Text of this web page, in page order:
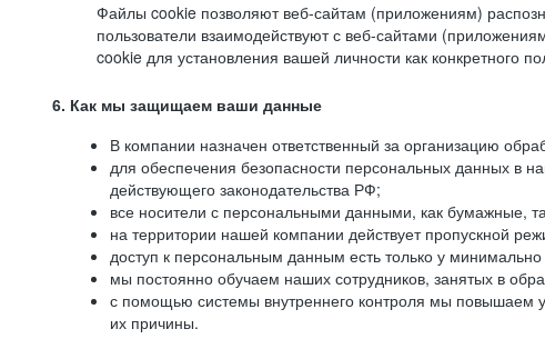
Файлы cookie позволяют веб-сайтам (приложениям)
пользователи взаимодействуют с веб-сайтами
cookie для установления вашей личности как конкретного
6. Как мы защищаем ваши данные
В компании назначен ответственный за организацию
для обеспечения безопасности персональных данных в
действующего законодательства РФ;
все носители с персональными данными, как бумажные,
на территории нашей компании действует пропускной
доступ к персональным данным есть только у
мы постоянно обучаем наших сотрудников, занятых в
с помощью системы внутреннего контроля мы повышаем
их причины.